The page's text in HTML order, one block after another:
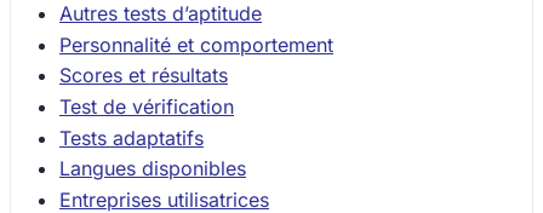
Autres tests d’aptitude
Personnalité et comportement
Scores et résultats
Test de vérification
Tests adaptatifs
Langues disponibles
Entreprises utilisatrices